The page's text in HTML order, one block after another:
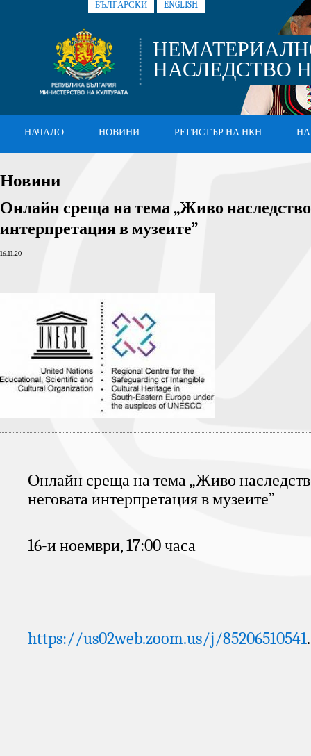
БЪЛГАРСКИ ENGLISH
НАСЛЕДСТВО
НАЧАЛО НОВИНИ РЕГИСТЪР НА НКН
Новини
Онлайн среща на тема „Живо наследство
интерпретация в музеите”
16.11.20
Онлайн среща на тема „Живо
неговата интерпретация в музеите”
16-и ноември, 17:00 часа
https://us02web.zoom.us/j/85206510541